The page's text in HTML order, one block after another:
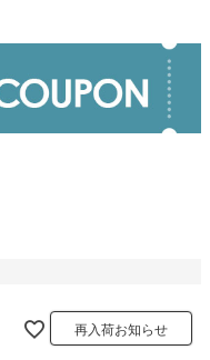
再入荷お知らせ